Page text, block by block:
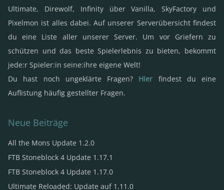
Ultimate, Direwolf, Infinity über Vanilla, SkyFactory und
Pixelmon ist alles dabei. Auf unserer Serverübersicht findest
du eine Liste aller unserer Server. Um vor Griefern zu
schützen und das beste Spielerlebnis zu bieten, bekommt
jede:r Spieler:in seine:ihre eigene Welt!
Du hast noch ungeklärte Fragen? Hier findest du eine
Auflistung häufig gestellter Fragen.
Neue Beiträge
All the Mons Update 1.2.0
FTB Stoneblock 4 Update 1.17.1
FTB Stoneblock 4 Update 1.17.0
Ultimate Reloaded: Update auf 1.11.0